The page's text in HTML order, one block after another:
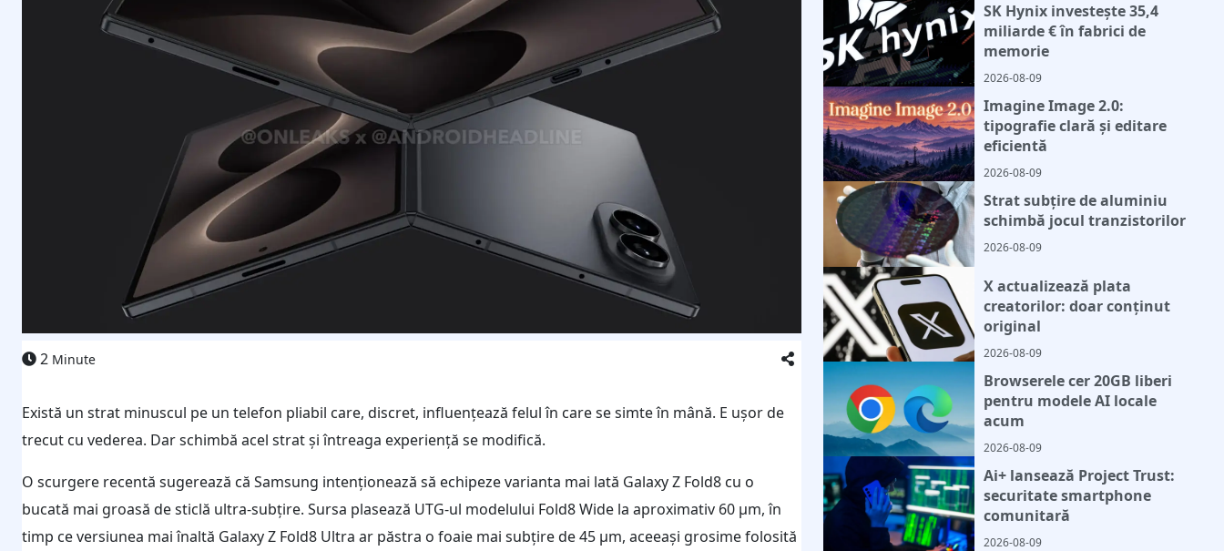
2 Minute
Există un strat minuscul pe un telefon pliabil care, discret, influențează felul în care se simte în mână. E ușor de
trecut cu vederea. Dar schimbă acel strat și întreaga experiență se modifică.
O scurgere recentă sugerează că Samsung intenționează să echipeze varianta mai lată Galaxy Z Fold8 cu o
bucată mai groasă de sticlă ultra-subțire. Sursa plasează UTG-ul modelului Fold8 Wide la aproximativ 60 µm, în
timp ce versiunea mai înaltă Galaxy Z Fold8 Ultra ar păstra o foaie mai subțire de 45 µm, aceeași grosime folosită
SK Hynix investește 35,4
miliarde € în fabrici de
memorie
2026-08-09
Imagine Image 2.0:
tipografie clară și editare
eficientă
2026-08-09
Strat subțire de aluminiu
schimbă jocul tranzistorilor
2026-08-09
X actualizează plata
creatorilor: doar conținut
original
2026-08-09
Browserele cer 20GB liberi
pentru modele AI locale
acum
2026-08-09
Ai+ lansează Project Trust:
securitate smartphone
comunitară
2026-08-09